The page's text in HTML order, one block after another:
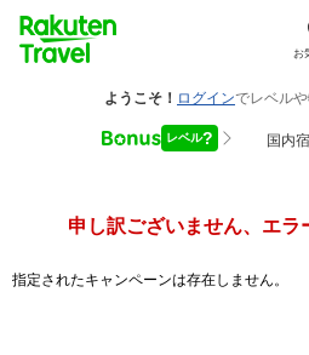
お
申し訳ございません、エラ
指定されたキャンペーンは存在しません。